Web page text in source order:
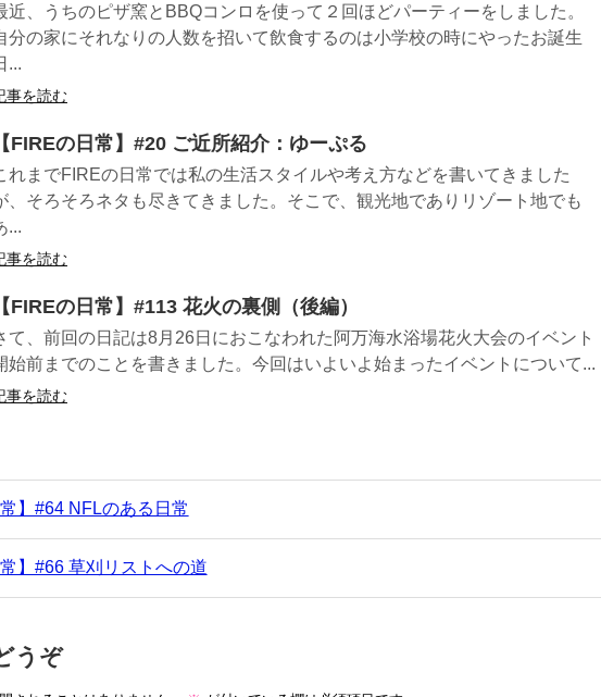
近、うちのピザ窯とBBQコンロを使って２回ほどパーティーをしました。
分の家にそれなりの人数を招いて飲食するのは小学校の時にやったお誕生
...
事を読む
【FIREの日常】#20 ご近所紹介：ゆーぷる
れまでFIREの日常では私の生活スタイルや考え方などを書いてきました
、そろそろネタも尽きてきました。そこで、観光地でありリゾート地でも
...
事を読む
【FIREの日常】#113 花火の裏側（後編）
て、前回の日記は8月26日におこなわれた阿万海水浴場花火大会のイベント
始前までのことを書きました。今回はいよいよ始まったイベントについて...
事を読む
常】#64 NFLのある日常
常】#66 草刈リストへの道
うぞ